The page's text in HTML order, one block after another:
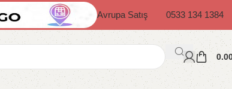
Avrupa Satış 0533 134 1384